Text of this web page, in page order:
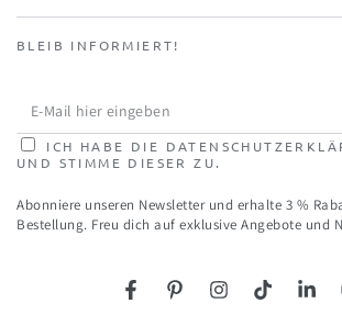
BLEIB INFORMIERT!
E-
Mail
hier
eingeben
ICH HABE DIE
UND STIMME DIESER ZU.
Abonniere unseren Newsletter und erhalte 3 %
Bestellung. Freu dich auf exklusive Angebote und
FacebookPinterestInstagramTikTok